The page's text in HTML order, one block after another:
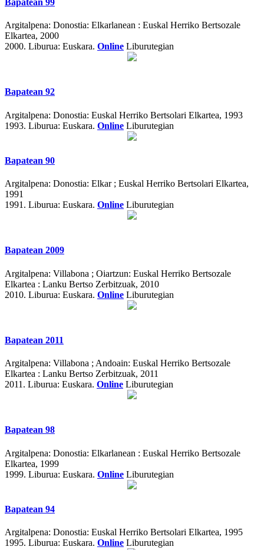
Argitalpena: Donostia: Elkarlanean : Euskal Herriko Bertsozale
Elkartea, 2000
2000. Liburua: Euskara. Online Liburutegian
Bapatean 92
Argitalpena: Donostia: Euskal Herriko Bertsolari Elkartea, 1993
1993. Liburua: Euskara. Online Liburutegian
Bapatean 90
Argitalpena: Donostia: Elkar ; Euskal Herriko Bertsolari Elkartea,
1991
1991. Liburua: Euskara. Online Liburutegian
Bapatean 2009
Argitalpena: Villabona ; Oiartzun: Euskal Herriko Bertsozale
Elkartea : Lanku Bertso Zerbitzuak, 2010
2010. Liburua: Euskara. Online Liburutegian
Bapatean 2011
Argitalpena: Villabona ; Andoain: Euskal Herriko Bertsozale
Elkartea : Lanku Bertso Zerbitzuak, 2011
2011. Liburua: Euskara. Online Liburutegian
Bapatean 98
Argitalpena: Donostia: Elkarlanean : Euskal Herriko Bertsozale
Elkartea, 1999
1999. Liburua: Euskara. Online Liburutegian
Bapatean 94
Argitalpena: Donostia: Euskal Herriko Bertsolari Elkartea, 1995
1995. Liburua: Euskara. Online Liburutegian